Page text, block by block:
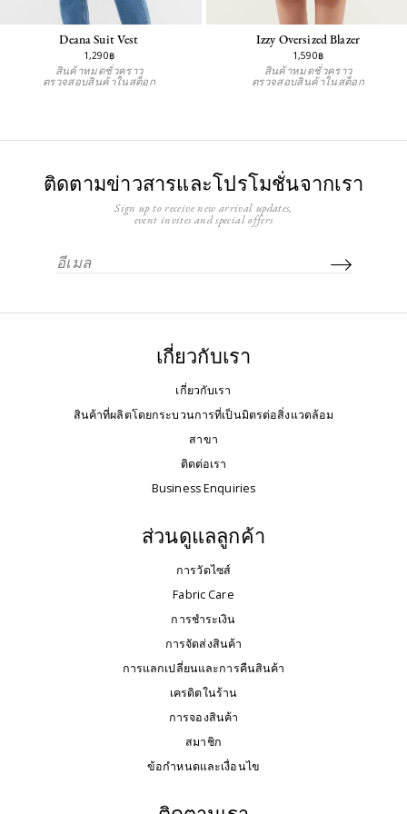
Deana Suit Vest
1,290฿
สินค้าหมดชั่วคราว
ตรวจสอบสินค้าในสต็อก
Izzy Oversized Blazer
1,590฿
สินค้าหมดชั่วคราว
ตรวจสอบสินค้าในสต็อก
ติดตามข่าวสารและโปรโมชั่นจากเรา
Sign up to receive new arrival updates,
event invites and special offers
เกี่ยวกับเรา
เกี่ยวกับเรา
สินค้าที่ผลิตโดยกระบวนการที่เป็นมิตรต่อสิ่งแวดล้อม
สาขา
ติดต่อเรา
Business Enquiries
ส่วนดูแลลูกค้า
การวัดไซส์
Fabric Care
การชำระเงิน
การจัดส่งสินค้า
การแลกเปลี่ยนและการคืนสินค้า
เครดิตในร้าน
การจองสินค้า
สมาชิก
ข้อกำหนดและเงื่อนไข